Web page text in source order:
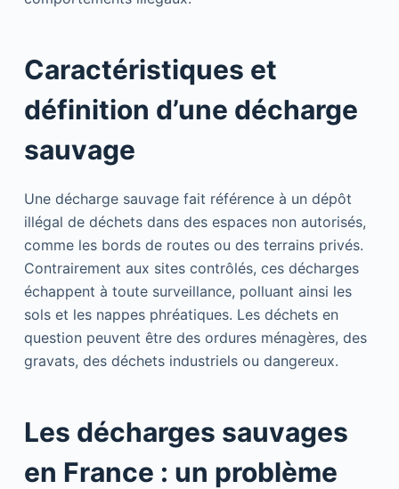
Caractéristiques et
définition d’une décharge
sauvage
Une décharge sauvage fait référence à un dépôt
illégal de déchets dans des espaces non autorisés,
comme les bords de routes ou des terrains privés.
Contrairement aux sites contrôlés, ces décharges
échappent à toute surveillance, polluant ainsi les
sols et les nappes phréatiques. Les déchets en
question peuvent être des ordures ménagères, des
gravats, des déchets industriels ou dangereux.
Les décharges sauvages
en France : un problème